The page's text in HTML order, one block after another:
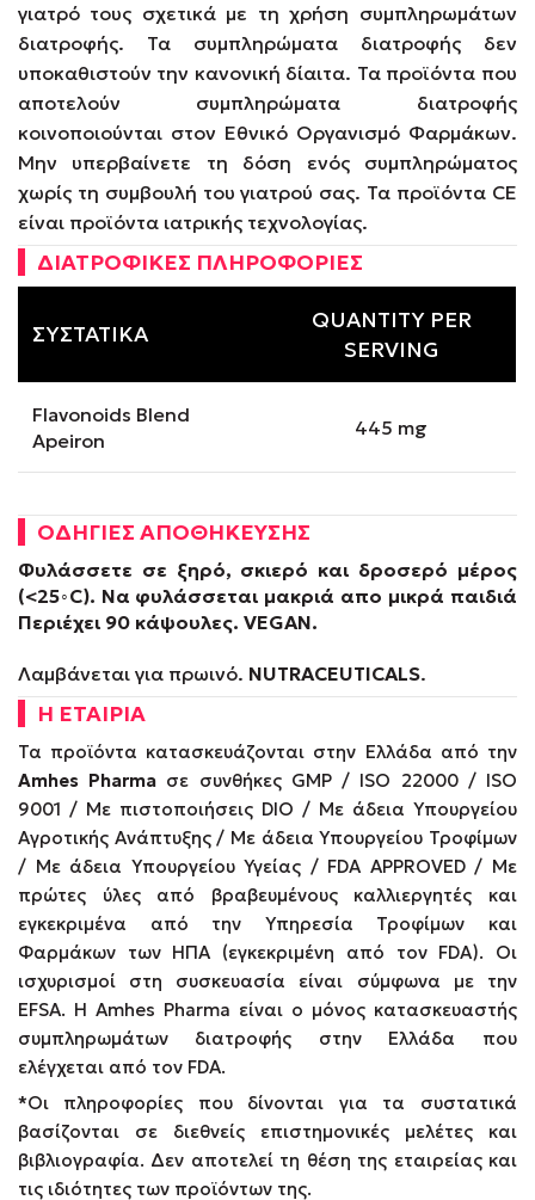
γιατρό τους σχετικά με τη χρήση συμπληρωμάτων
διατροφής. Τα συμπληρώματα διατροφής δεν
υποκαθιστούν την κανονική δίαιτα. Τα προϊόντα που
αποτελούν συμπληρώματα διατροφής
κοινοποιούνται στον Εθνικό Οργανισμό Φαρμάκων.
Μην υπερβαίνετε τη δόση ενός συμπληρώματος
χωρίς τη συμβουλή του γιατρού σας. Τα προϊόντα CE
είναι προϊόντα ιατρικής τεχνολογίας.
ΔΙΑΤΡΟΦΙΚΕΣ ΠΛΗΡΟΦΟΡΙΕΣ
ΣΥΣΤΑΤΙΚΑ
QUANTITY PER
SERVING
Flavonoids Blend
Apeiron
445 mg
ΟΔΗΓΙΕΣ ΑΠΟΘΗΚΕΥΣΗΣ
Φυλάσσετε σε ξηρό, σκιερό και δροσερό μέρος
(<25◦C). Να φυλάσσεται μακριά απο μικρά παιδιά
Περιέχει 90 κάψουλες. VEGAN.
Λαμβάνεται για πρωινό. NUTRACEUTICALS.
Η ΕΤΑΙΡΙΑ
Τα προϊόντα κατασκευάζονται στην Ελλάδα από την
Amhes Pharma σε συνθήκες GMP / ISO 22000 / ISO
9001 / Με πιστοποιήσεις DIO / Με άδεια Υπουργείου
Αγροτικής Ανάπτυξης / Με άδεια Υπουργείου Τροφίμων
/ Με άδεια Υπουργείου Υγείας / FDA APPROVED / Με
πρώτες ύλες από βραβευμένους καλλιεργητές και
εγκεκριμένα από την Υπηρεσία Τροφίμων και
Φαρμάκων των ΗΠΑ (εγκεκριμένη από τον FDA). Οι
ισχυρισμοί στη συσκευασία είναι σύμφωνα με την
EFSA. Η Amhes Pharma είναι ο μόνος κατασκευαστής
συμπληρωμάτων διατροφής στην Ελλάδα που
ελέγχεται από τον FDA.
*Οι πληροφορίες που δίνονται για τα συστατικά
βασίζονται σε διεθνείς επιστημονικές μελέτες και
βιβλιογραφία. Δεν αποτελεί τη θέση της εταιρείας και
τις ιδιότητες των προϊόντων της.